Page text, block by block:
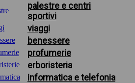
palestre e centri
sportivi
viaggi
benessere
profumerie
erboristeria
informatica e telefonia